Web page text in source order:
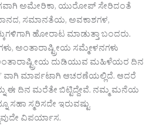
ಅಮೇರಿಕಾ, ಯುರೋಪ್ ಸೇರಿದಂತೆ
ಸಮಾನತೆಯ, ಅವಕಾಶಗಳ,
ಹೋರಾಟ ಮಾಡುತ್ತಾ ಬಂದರು.
ಅಂತಾರಾಷ್ಟ್ರೀಯ ಸಮ್ಮೇಳನಗಳು
ದುಡಿಯುವ ಮಹಿಳೆಯರ ದಿನ
” ವಾಗಿ ಮಾರ್ಪಟಾಗಿ ಆಚರಣೆಯಲ್ಲಿದೆ. ಆದರೆ
ಈ ದಿನ ಮರೆತೇ ಬಿಟ್ಟಿದ್ದೇವೆ. ನಮ್ಮ ಮನೆಯ
ಸ್ಮರಿಸದೇ ಇರುವಷ್ಟು
ವಿಪರ್ಯಾಸ.